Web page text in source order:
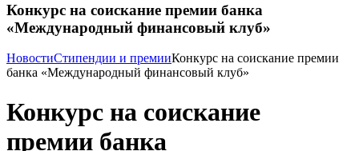
Конкурс на соискание премии банка
«Международный финансовый клуб»
НовостиСтипендии и премииКонкурс на соискание премии
банка «Международный финансовый клуб»
Конкурс на соискание
премии банка